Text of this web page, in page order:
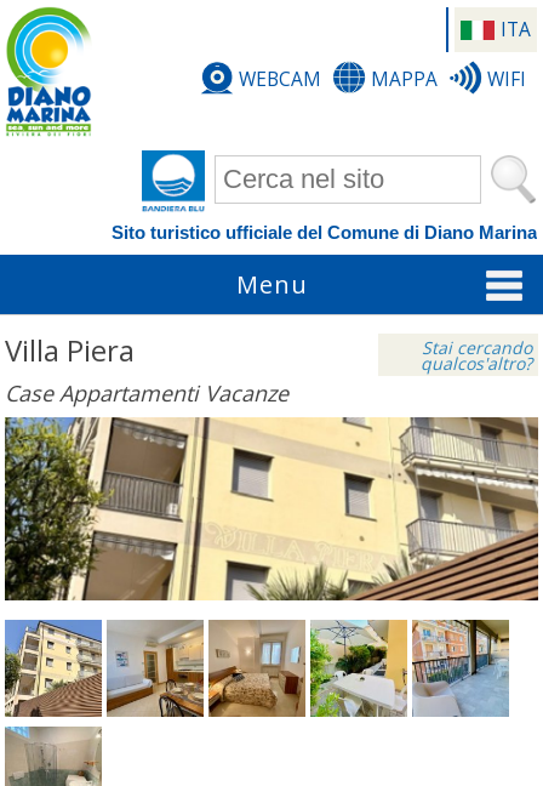
ITA
WEBCAM
MAPPA WIFI
Form di ricerca
Sito turistico ufficiale del Comune di Diano Marina
Menu
Stai cercando
qualcos'altro?
Villa Piera
Case Appartamenti Vacanze